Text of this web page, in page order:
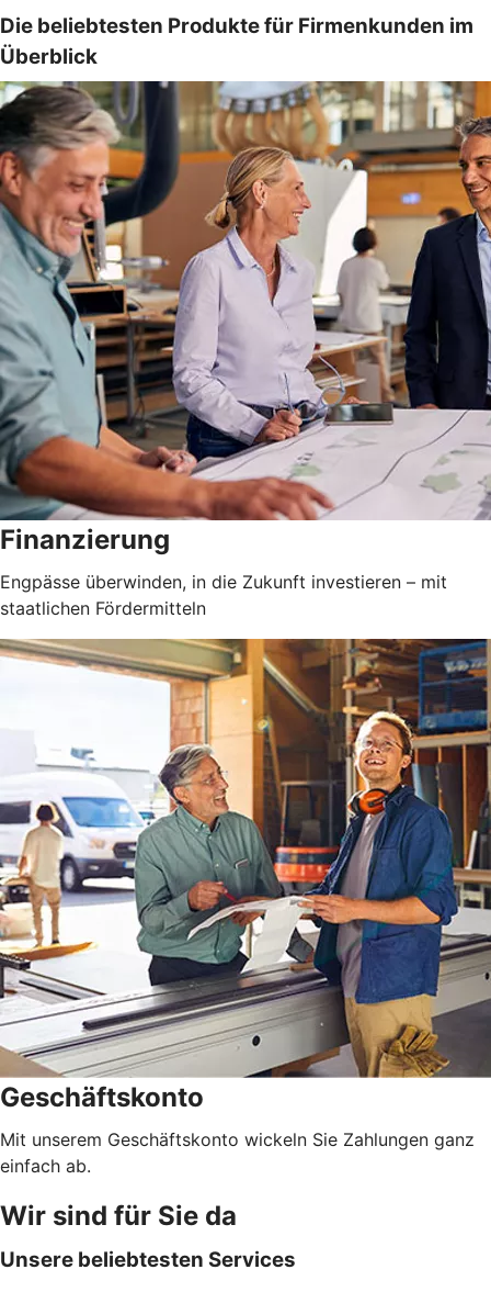
Die beliebtesten Produkte für Firmenkunden im
Überblick
Finanzierung
Engpässe überwinden, in die Zukunft investieren – mit
staatlichen Fördermitteln
Geschäftskonto
Mit unserem Geschäftskonto wickeln Sie Zahlungen ganz
einfach ab.
Wir sind für Sie da
Unsere beliebtesten Services